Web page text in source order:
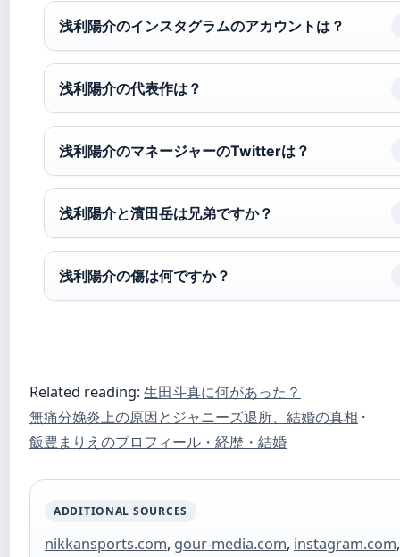
浅利陽介のインスタグラムのアカウントは？
浅利陽介の代表作は？
浅利陽介のマネージャーのTwitterは？
浅利陽介と濱田岳は兄弟ですか？
浅利陽介の傷は何ですか？
Related reading:生田斗真に何があった？
無痛分娩炎上の原因とジャニーズ退所、結婚の真相 ·
飯豊まりえのプロフィール・経歴・結婚
ADDITIONAL SOURCES
nikkansports.com, gour-media.com, instagram.com,